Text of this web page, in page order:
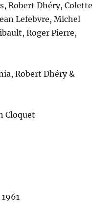
Robert Dhéry, Colette
Lefebvre, Michel
Roger Pierre,
Robert Dhéry &
Cloquet
1961